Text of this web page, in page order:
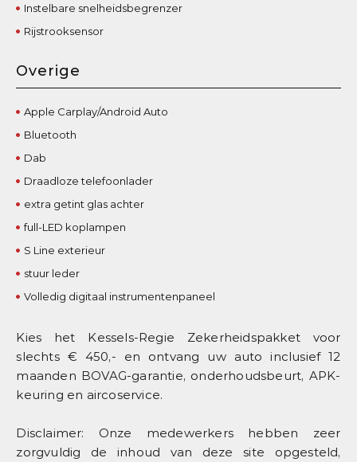
Instelbare snelheidsbegrenzer
Rijstrooksensor
Overige
Apple Carplay/Android Auto
Bluetooth
Dab
Draadloze telefoonlader
extra getint glas achter
full-LED koplampen
S Line exterieur
stuur leder
Volledig digitaal instrumentenpaneel
Kies het Kessels-Regie Zekerheidspakket voor
slechts € 450,- en ontvang uw auto inclusief 12
maanden BOVAG-garantie, onderhoudsbeurt, APK-
keuring en aircoservice.
Disclaimer: Onze medewerkers hebben zeer
zorgvuldig de inhoud van deze site opgesteld,